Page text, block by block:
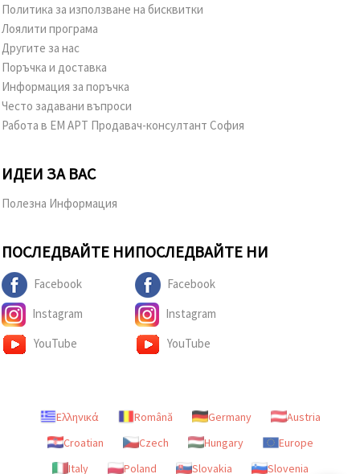
Политика за използване на бисквитки
Лоялити програма
Другите за нас
Поръчка и доставка
Информация за поръчка
Често задавани въпроси
Работа в ЕМ АРТ Продавач-консултант София
ИДЕИ ЗА ВАС
Полезна Информация
ПОСЛЕДВАЙТЕ НИ
Facebook
Instagram
YouTube
ПОСЛЕДВАЙТЕ НИ
Facebook
Instagram
YouTube
Ελληνικά Română Germany
Austria
Croatian
Czech Hungary
Europe
Italy
Poland Slovakia Slovenia